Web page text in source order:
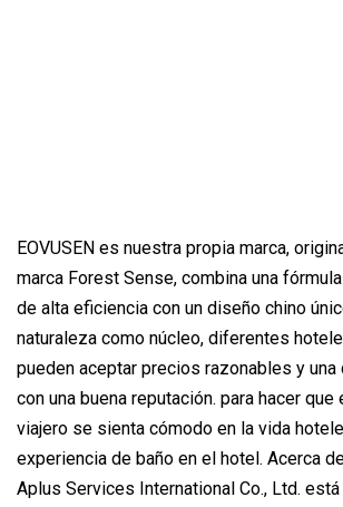
EOVUSEN es nuestra propia marca,
marca Forest Sense, combina una
de alta eficiencia con un diseño chino
naturaleza como núcleo, diferentes
pueden aceptar precios razonables y
con una buena reputación. para hacer
viajero se sienta cómodo en la vida
experiencia de baño en el hotel. Acerca
Aplus Services International Co., Ltd.